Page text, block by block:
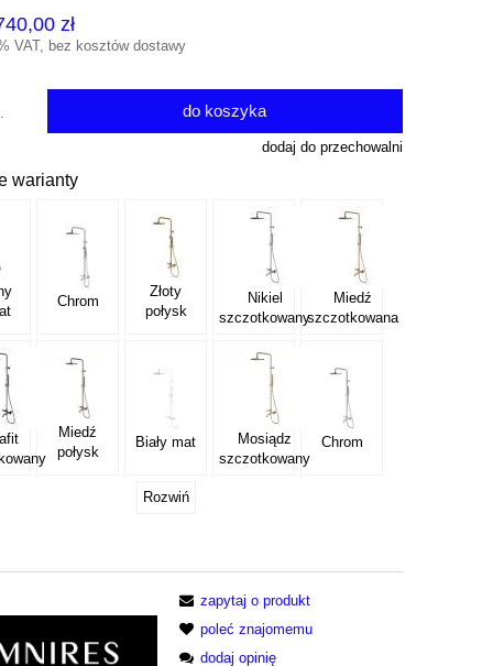
zł
VAT, bez kosztów dostawy
do koszyka
dodaj do przechowalni
warianty
Chrom
Złoty
połysk
Nikiel
szczotkowany
Miedź
szczotkowana
Miedź
połysk
Biały mat
Mosiądz
szczotkowany
Chrom
Rozwiń
zapytaj o produkt
poleć znajomemu
dodaj opinię